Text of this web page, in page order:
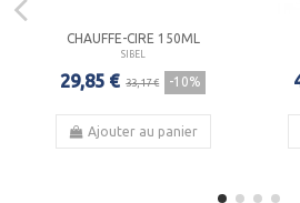
CHAUFFE-CIRE 150ML
SIBEL
29,85 € 33,17 € -10%
Ajouter au panier